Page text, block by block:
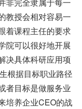
教授会相对容易一
着课程主任的要求
院可以很好地开展
决具体科研应用项
根据目标职业路径
者目标是做服务业
培养企业CEO的战